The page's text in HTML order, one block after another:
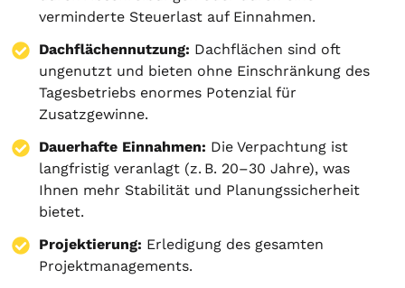
verminderte Steuerlast auf Einnahmen.
Dachflächennutzung: Dachflächen sind oft
ungenutzt und bieten ohne Einschränkung des
Tagesbetriebs enormes Potenzial für
Zusatzgewinne.
Dauerhafte Einnahmen: Die Verpachtung ist
langfristig veranlagt (z. B. 20–30 Jahre), was
Ihnen mehr Stabilität und Planungssicherheit
bietet.
Projektierung: Erledigung des gesamten
Projektmanagements.